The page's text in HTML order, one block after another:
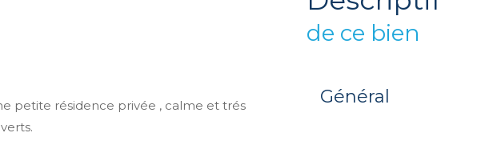
petite résidence privée , calme et trés
de ce bien
Général